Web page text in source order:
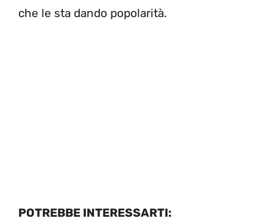
che le sta dando popolarità.
POTREBBE INTERESSARTI: